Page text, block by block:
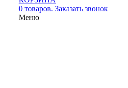
0 товаров. Заказать звонок
Меню